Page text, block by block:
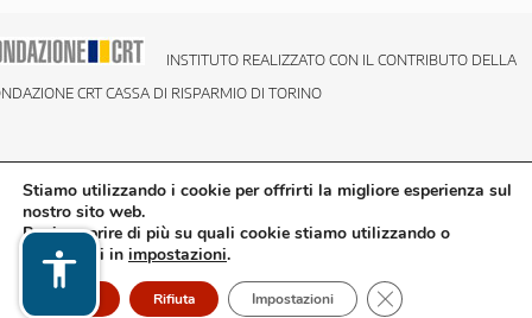
INSTITUTO REALIZZATO CON IL CONTRIBUTO DELLA
CRT CASSA DI RISPARMIO DI TORINO
Stiamo utilizzando i cookie per offrirti la migliore esperienza sul
nostro sito web.
Puoi scoprire di più su quali cookie stiamo utilizzando o
disattivarli in impostazioni.
Accetto Rifiuta Impostazioni Close GDPR